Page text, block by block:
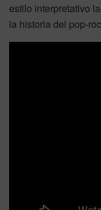
estilo interpretativo
la historia del pop-